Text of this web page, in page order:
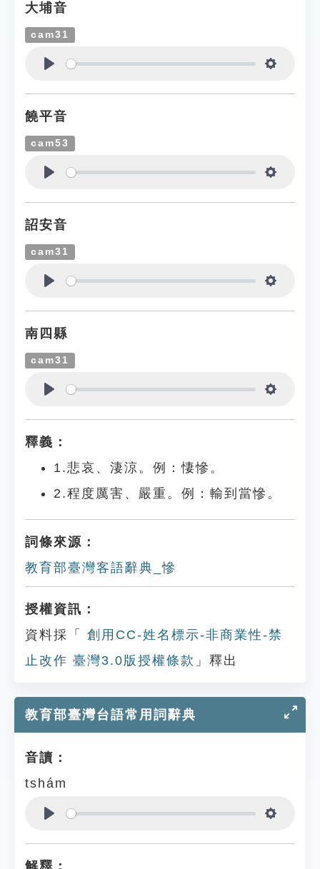
大埔音
cam31
饒平音
cam53
詔安音
cam31
南四縣
cam31
釋義：
1.悲哀、淒涼。例：悽慘。
2.程度厲害、嚴重。例：輸到當慘。
詞條來源：
教育部臺灣客語辭典_慘
授權資訊：
資料採「
創用CC-姓名標示-非商業性-禁
止改作 臺灣3.0版授權條款 」釋出
教育部臺灣台語常用詞辭典
音讀：
tshám
解釋：